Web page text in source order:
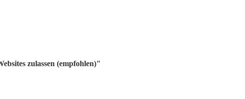
zulassen (empfohlen)"